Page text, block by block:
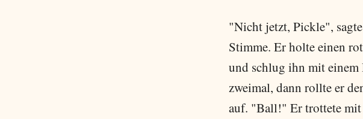
"Nicht jetzt, Pickle",
Stimme. Er holte einen
und schlug ihn mit einem
zweimal, dann rollte er
auf. "Ball!" Er trottete mit